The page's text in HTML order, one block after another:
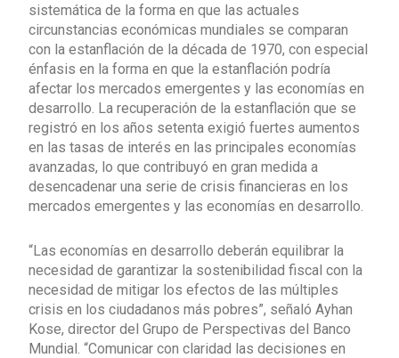
sistemática de la forma en que las actuales
circunstancias económicas mundiales se comparan
con la estanflación de la década de 1970, con especial
énfasis en la forma en que la estanflación podría
afectar los mercados emergentes y las economías en
desarrollo. La recuperación de la estanflación que se
registró en los años setenta exigió fuertes aumentos
en las tasas de interés en las principales economías
avanzadas, lo que contribuyó en gran medida a
desencadenar una serie de crisis financieras en los
mercados emergentes y las economías en desarrollo.
“Las economías en desarrollo deberán equilibrar la
necesidad de garantizar la sostenibilidad fiscal con la
necesidad de mitigar los efectos de las múltiples
crisis en los ciudadanos más pobres”, señaló Ayhan
Kose, director del Grupo de Perspectivas del Banco
Mundial. “Comunicar con claridad las decisiones en